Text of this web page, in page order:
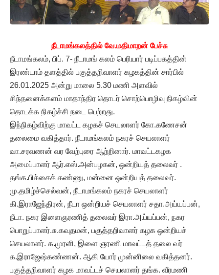
நீடாமங்கலத்தில் வே.மதிமாறன் பேச்சு
நீடாமங்கலம், பிப். 7- நீடாமங் கலம் பெரியார் படிப்பகத்தின்
இரண்டாம் தளத்தில் பகுத்தறிவாளர் கழகத்தின் சார்பில்
26.01.2025 அன்று மாலை 5.30 மணி அளவில்
சிந்தனைக்களம் மாதாந்திர தொடர் சொற்பொழிவு நிகழ்வின்
தொடக்க நிகழ்ச்சி நடை பெற்றது.
இந்நிகழ்விற்கு மாவட்ட கழகச் செயலாளர் கோ.கணேசன்
தலைமை வகித்தார். நீடாமங்கலம் நகரச் செயலாளர்
வா.சரவணன் வர வேற்புரை ஆற்றினார். மாவட்டகழக
அமைப்பாளர் ஆர்.எஸ்.அன்பழகன், ஒன்றியத் தலைவர் .
தங்க.பிச்சைக் கண்ணு, மன்னை ஒன்றியத் தலைவர்.
மு.தமிழ்ச்செல்வன், நீடாமங்கலம் நகரச் செயலாளர்
கி.இராஜேந்திரன், நீடா ஒன்றியச் செயலாளர் சதா.அய்யப்பன்,
நீடா. நகர இளைஞரணித் தலைவர் இரா.அய்யப்பன், நகர
பொறுப்பாளர்.சு.கவுதமன், பகுத்தறிவாளர் கழக ஒன்றியச்
செயலாளர். க.முரளி, இளை ஞரணி மாவட்டத் தலை வர்
க.இராஜேஷ்கண்ணன். ஆகி யோர் முன்னிலை வகித்தனர்.
பகுத்தறிவாளர் கழக மாவட்டச் செயலாளர் தங்க. வீரமணி